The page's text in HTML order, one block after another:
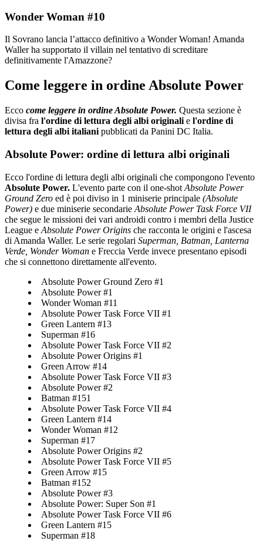
Wonder Woman #10
Il Sovrano lancia l’attacco definitivo a Wonder Woman! Amanda
Waller ha supportato il villain nel tentativo di screditare
definitivamente l'Amazzone?
Come leggere in ordine Absolute Power
Ecco come leggere in ordine Absolute Power. Questa sezione è
divisa fra l'ordine di lettura degli albi originali e l'ordine di
lettura degli albi italiani pubblicati da Panini DC Italia.
Absolute Power: ordine di lettura albi originali
Ecco l'ordine di lettura degli albi originali che compongono l'evento
Absolute Power. L'evento parte con il one-shot Absolute Power
Ground Zero ed è poi diviso in 1 miniserie principale (Absolute
Power) e due miniserie secondarie Absolute Power Task Force VII
che segue le missioni dei vari androidi contro i membri della Justice
League e Absolute Power Origins che racconta le origini e l'ascesa
di Amanda Waller. Le serie regolari Superman, Batman, Lanterna
Verde, Wonder Woman e Freccia Verde invece presentano episodi
che si connettono direttamente all'evento.
Absolute Power Ground Zero #1
Absolute Power #1
Wonder Woman #11
Absolute Power Task Force VII #1
Green Lantern #13
Superman #16
Absolute Power Task Force VII #2
Absolute Power Origins #1
Green Arrow #14
Absolute Power Task Force VII #3
Absolute Power #2
Batman #151
Absolute Power Task Force VII #4
Green Lantern #14
Wonder Woman #12
Superman #17
Absolute Power Origins #2
Absolute Power Task Force VII #5
Green Arrow #15
Batman #152
Absolute Power #3
Absolute Power: Super Son #1
Absolute Power Task Force VII #6
Green Lantern #15
Superman #18